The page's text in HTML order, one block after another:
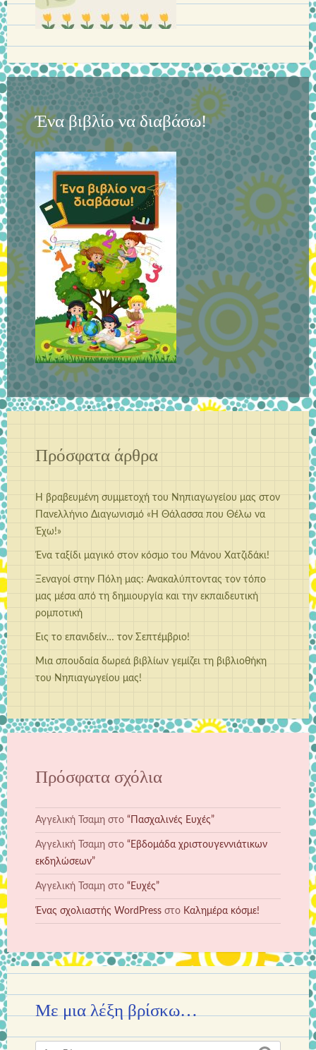
Ένα βιβλίο να διαβάσω!
Πρόσφατα άρθρα
Η βραβευμένη συμμετοχή του Νηπιαγωγείου μας στον
Πανελλήνιο Διαγωνισμό «Η Θάλασσα που Θέλω να
Έχω!»
Ένα ταξίδι μαγικό στον κόσμο του Μάνου Χατζιδάκι!
Ξεναγοί στην Πόλη μας: Ανακαλύπτοντας τον τόπο
μας μέσα από τη δημιουργία και την εκπαιδευτική
ρομποτική
Εις το επανιδείν… τον Σεπτέμβριο!
Μια σπουδαία δωρεά βιβλίων γεμίζει τη βιβλιοθήκη
του Νηπιαγωγείου μας!
Πρόσφατα σχόλια
Αγγελική Τσαμη στο “Πασχαλινές Ευχές”
Αγγελική Τσαμη στο “Εβδομάδα χριστουγεννιάτικων
εκδηλώσεων”
Αγγελική Τσαμη στο “Ευχές”
Ένας σχολιαστής WordPress στο Καλημέρα κόσμε!
Με μια λέξη βρίσκω…